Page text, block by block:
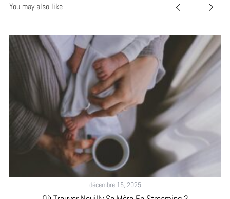
You may also like
décembre 15, 2025